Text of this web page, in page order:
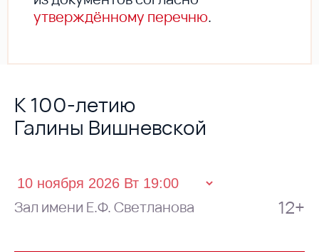
утверждённому перечню.
К 100-летию
Галины Вишневской
Зал имени Е.Ф. Светланова 12+